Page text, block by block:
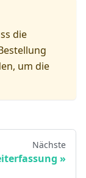
die
um die
Nächste